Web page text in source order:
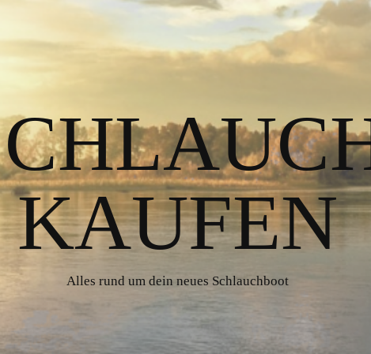
KAUFEN
Alles rund um dein neues Schlauchboot